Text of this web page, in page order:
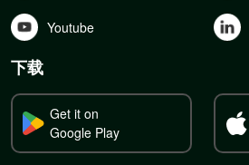
Youtube
下载
Get it on
Google Play